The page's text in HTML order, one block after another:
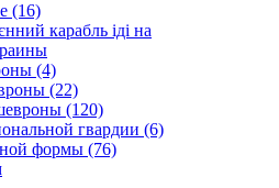
(16)
карабль іді на
(4)
(22)
(120)
гвардии (6)
формы (76)